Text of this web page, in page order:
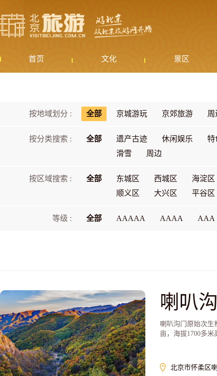
首页 文化 景区
按地域划分 : 全部 京城游玩 京郊旅游 周
按分类搜索 : 全部 遗产古迹 休闲娱乐
特
滑雪
周边
按区域搜索 : 全部 东城区 西城区
海淀区
顺义区
大兴区 平谷区
等级 : 全部 AAAAA AAAA AAA
喇叭
喇叭沟门原始次生
亩，海拔1700多
北京市怀柔区